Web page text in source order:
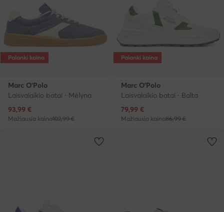
Palanki kaina
Marc O'Polo
Laisvalaikio batai · Mėlyna
Dabartinė kaina
93,99 €
Mažiausia kaina102,99 €
Palanki kaina
Marc O'Polo
Laisvalaikio batai · Balta
Dabartinė kaina
79,99 €
Mažiausia kaina86,99 €